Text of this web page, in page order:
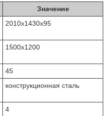
Значение
2010х1430х95
1500х1200
45
конструкционная сталь
4